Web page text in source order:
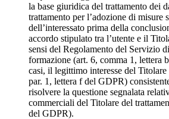
la base giuridica del trattamento dei
trattamento per l’adozione di misure
dell’interessato prima della
accordo stipulato tra l’utente e il
sensi del Regolamento del Servizio
formazione (art. 6, comma 1, lettera
casi, il legittimo interesse del
par. 1, lettera f del GDPR)
risolvere la questione segnalata
commerciali del Titolare del
del GDPR).